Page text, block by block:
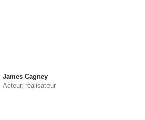
James Cagney
Acteur, réalisateur